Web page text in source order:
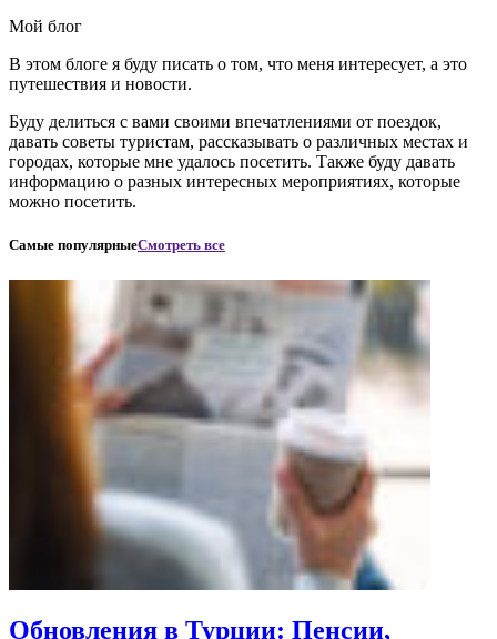
Мой блог
В этом блоге я буду писать о том, что меня интересует, а это
путешествия и новости.
Буду делиться с вами своими впечатлениями от поездок,
давать советы туристам, рассказывать о различных местах и
городах, которые мне удалось посетить. Также буду давать
информацию о разных интересных мероприятиях, которые
можно посетить.
Самые популярныеСмотреть все
Обновления в Турции: Пенсии,